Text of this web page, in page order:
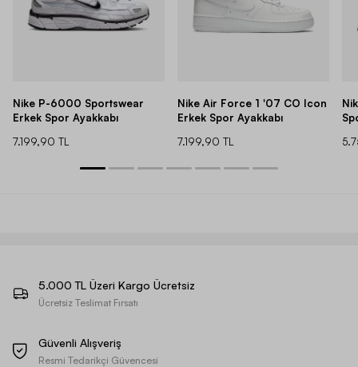
Nike P-6000 Sportswear
Erkek Spor Ayakkabı
7.199,90 TL
Nike Air Force 1 '07 CO Icon
Erkek Spor Ayakkabı
7.199,90 TL
5.000 TL Üzeri Kargo Ücretsiz
Ücretsiz Teslimat Fırsatı
Güvenli Alışveriş
Resmi Tedarikçi Güvencesi